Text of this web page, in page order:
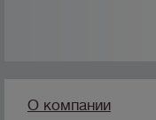
О компании